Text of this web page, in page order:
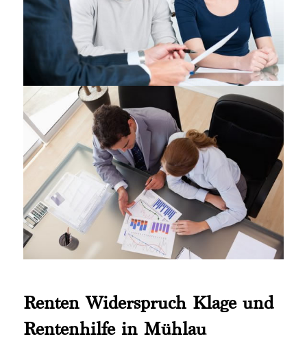
Renten Widerspruch Klage und
Rentenhilfe in Mühlau